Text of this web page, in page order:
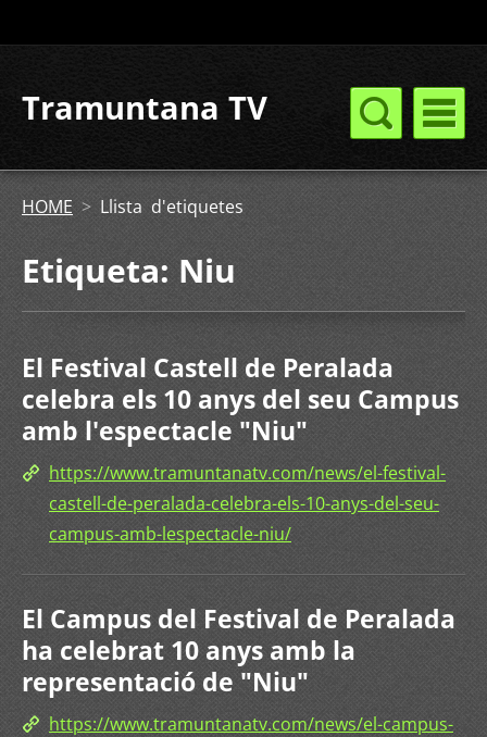
Tramuntana TV
HOME > Llista d'etiquetes
Etiqueta: Niu
El Festival Castell de Peralada
celebra els 10 anys del seu Campus
amb l'espectacle "Niu"
https://www.tramuntanatv.com/news/el-festival-
castell-de-peralada-celebra-els-10-anys-del-seu-
campus-amb-lespectacle-niu/
El Campus del Festival de Peralada
ha celebrat 10 anys amb la
representació de "Niu"
https://www.tramuntanatv.com/news/el-campus-